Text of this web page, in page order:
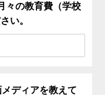
々の教育費（学校
い。
ディアを教えて